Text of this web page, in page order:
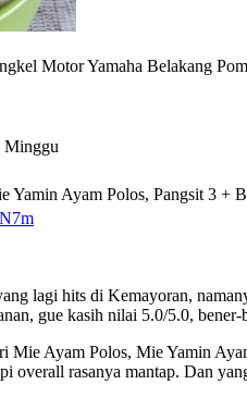
Motor Yamaha Belakang
Minggu
Yamin Ayam Polos, Pangsit 3 +
lagi hits di Kemayoran,
gue kasih nilai 5.0/5.0, bener-
Mie Ayam Polos, Mie Yamin
overall rasanya mantap. Dan